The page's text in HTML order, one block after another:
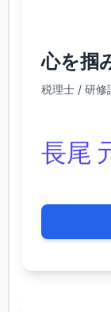
心を掴
税理士 / 研修
長尾